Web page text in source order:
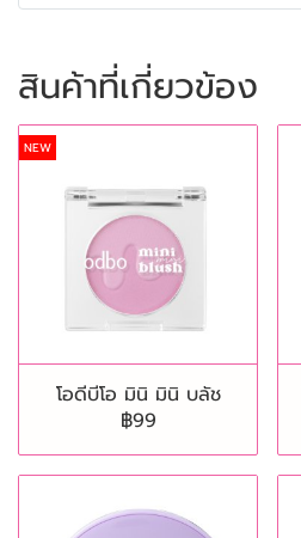
สินค้าที่เกี่ยวข้อง
NEW
โอดีบีโอ มินิ มินิ บลัช
฿99